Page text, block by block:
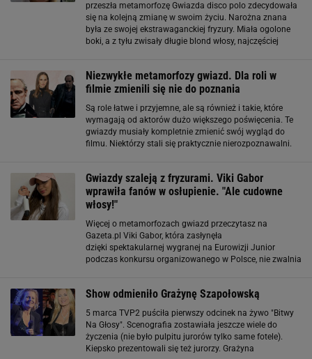
przeszła metamorfozę Gwiazda disco polo zdecydowała
się na kolejną zmianę w swoim życiu. Narożna znana
była ze swojej ekstrawaganckiej fryzury. Miała ogolone
boki, a z tyłu zwisały długie blond włosy, najczęściej
Niezwykłe metamorfozy gwiazd. Dla roli w
filmie zmienili się nie do poznania
Są role łatwe i przyjemne, ale są również i takie, które
wymagają od aktorów dużo większego poświęcenia. Te
gwiazdy musiały kompletnie zmienić swój wygląd do
filmu. Niektórzy stali się praktycznie nierozpoznawalni.
Gwiazdy szaleją z fryzurami. Viki Gabor
wprawiła fanów w osłupienie. "Ale cudowne
włosy!"
Więcej o metamorfozach gwiazd przeczytasz na
Gazeta.pl Viki Gabor, która zasłynęła
dzięki spektakularnej wygranej na Eurowizji Junior
podczas konkursu organizowanego w Polsce, nie zwalnia
Show odmieniło Grażynę Szapołowską
5 marca TVP2 puściła pierwszy odcinek na żywo "Bitwy
Na Głosy". Scenografia zostawiała jeszcze wiele do
życzenia (nie było pulpitu jurorów tylko same fotele).
Kiepsko prezentowali się też jurorzy. Grażyna